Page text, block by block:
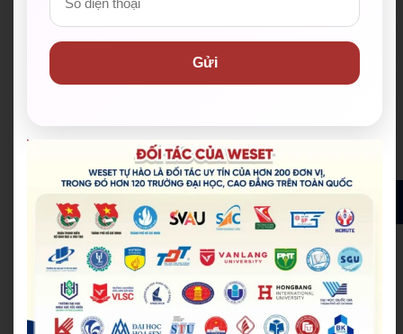
Số giờ học cao nhất thị trường, đến 72 giờ/khoá.
ĐĂNG KÝ ĐỂ NHẬN ĐƯỢC HỌC BỔNG MIỄN PHÍ
✅ Hơn 200 đơn vị đối tác đồng hành, trong đó hơn
120 trường Đại học & Cao đẳng đã ký kết tại TP.HCM
và cả nước
Gửi